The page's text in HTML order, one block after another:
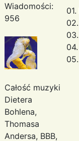
Wiadomości:
956
Całość muzyki
Dietera
Bohlena,
Thomasa
Andersa, BBB,
01.
02.
03.
04.
05.